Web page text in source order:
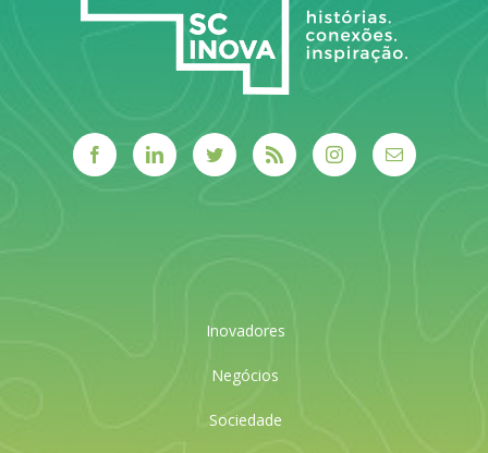
Inovadores
Negócios
Sociedade